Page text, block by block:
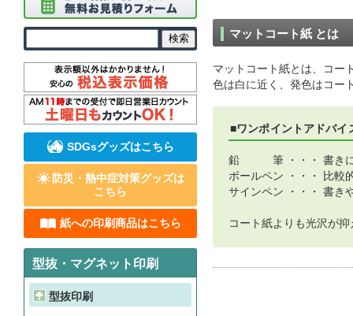
マットコート紙 とは
マットコート紙とは、コー
色は白に近く、発色はコー
■ワンポイントアドバイ
鉛 筆 ・・・ 書きに
ボールペン ・・・ 比較
サインペン ・・・ 書き
コート紙よりも光沢が
SDGsグッズはこちら
防災・熱中症対策グッズは
こちら
紙への印刷商品はこちら
型抜・マグネット印刷
型抜印刷